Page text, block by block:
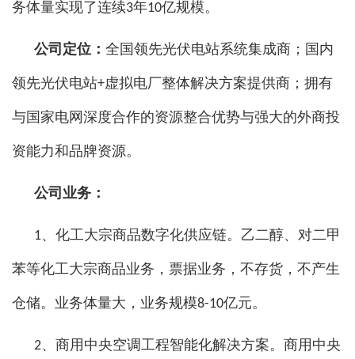
务体量实现了连续3年10亿规模。
公司定位： 全国领先光伏电站系统集成商；国内
领先光伏电站+虚拟电厂整体解决方案提供商；拥有
与国家电网深度合作的资源整合优势与强大的外商投
资能力和品牌资源。
公司业务：
1、化工大宗商品数字化供应链。 乙二醇、对二甲
苯等化工大宗商品业务，票据业务，不存货，不产生
仓储。业务体量大，业务规模8-10亿元。
2、商用中央空调工程智能化解决方案。 商用中央